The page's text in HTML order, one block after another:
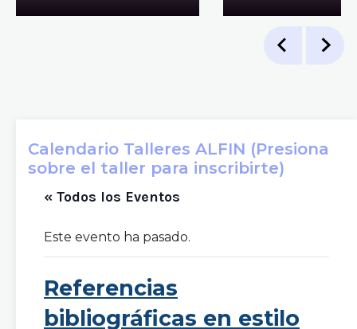
Calendario Talleres ALFIN (Presiona
sobre el taller para inscribirte)
« Todos los Eventos
Este evento ha pasado.
Referencias
bibliográficas en estilo